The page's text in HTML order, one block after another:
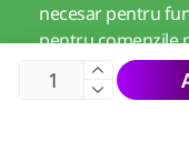
necesar pentru
pentru comenzile